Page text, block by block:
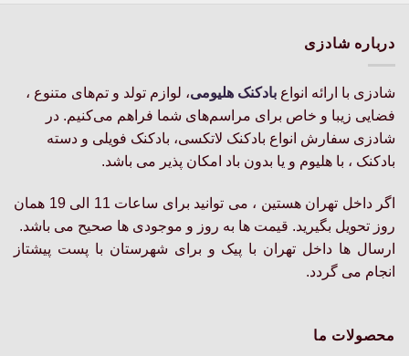
مختلفی
باشد.
گزینه
ممکن
است
صفحه
محصول
انتخاب
شوند
باشد.
گزینه
ها
ممکن
است
صفحه
محصول
انتخاب
شوند
درباره شادزی
شادزی با ارائه انواع بادکنک‌ هلیومی، لوازم تولد و تم‌های متنوع ،
فضایی زیبا و خاص برای مراسم‌های شما فراهم می‌کنیم. در
شادزی سفارش انواع بادکنک لاتکسی، بادکنک فویلی و دسته
بادکنک ، با هلیوم و یا بدون باد امکان پذیر می باشد.
اگر داخل تهران هستین ، می توانید برای ساعات 11 الی 19 همان
روز تحویل بگیرید. قیمت ها به روز و موجودی ها صحیح می باشد.
ارسال ها داخل تهران با پیک و برای شهرستان با پست پیشتاز
انجام می گردد.
محصولات ما